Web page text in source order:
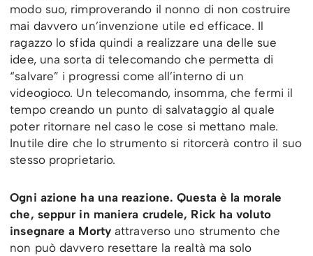
modo suo, rimproverando il nonno di non costruire
mai davvero un’invenzione utile ed efficace. Il
ragazzo lo sfida quindi a realizzare una delle sue
idee, una sorta di telecomando che permetta di
“salvare” i progressi come all’interno di un
videogioco. Un telecomando, insomma, che fermi il
tempo creando un punto di salvataggio al quale
poter ritornare nel caso le cose si mettano male.
Inutile dire che lo strumento si ritorcerà contro il suo
stesso proprietario.
Ogni azione ha una reazione. Questa è la morale
che, seppur in maniera crudele, Rick ha voluto
insegnare a Mortyattraverso uno strumento che
non può davvero resettare la realtà ma solo